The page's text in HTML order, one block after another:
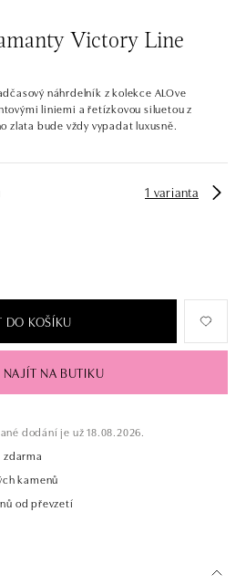
Victory Line
náhrdelník z kolekce ALOve
liniemi a řetízkovou siluetou z
zlata bude vždy vypadat luxusně.
1 varianta
DO KOŠÍKU
NAJÍT NA BUTIKU
dodání je už 18.08.2026.
zdarma
kamenů
od převzetí